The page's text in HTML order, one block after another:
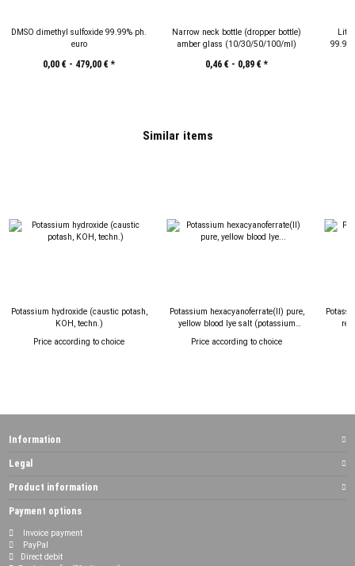
DMSO dimethyl sulfoxide 99.99% ph.
euro
0,00 € - 479,00 €*
Narrow neck bottle (dropper bottle)
amber glass (10/30/50/100/ml)
0,46 € - 0,89 €*
Similar items
Potassium hydroxide (caustic potash,
KOH, techn.)
Price according to choice
Potassium hexacyanoferrate(II) pure,
yellow blood lye salt (potassium
Price according to choice
Information
Legal
Product information
Payment options
Invoice payment
PayPal
Direct debit